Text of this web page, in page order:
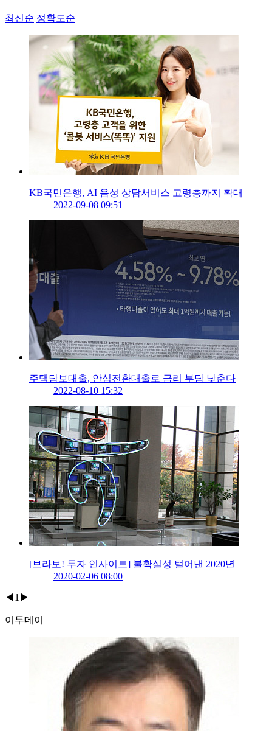
최신순 정확도순
KB국민은행, AI 음성 상담서비스 고령층까지 확대
2022-09-08 09:51
주택담보대출, 안심전환대출로 금리 부담 낮춘다
2022-08-10 15:32
[브라보! 투자 인사이트] 불확실성 털어낸 2020년
2020-02-06 08:00
◀ 1 ▶
이투데이